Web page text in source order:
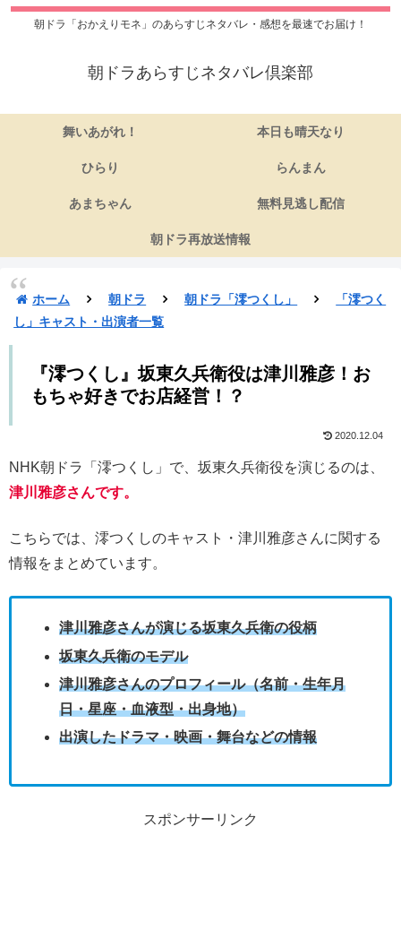
朝ドラ「おかえりモネ」のあらすじネタバレ・感想を最速でお届け！
朝ドラあらすじネタバレ倶楽部
舞いあがれ！ 本日も晴天なり
ひらり らんまん
あまちゃん 無料見逃し配信
朝ドラ再放送情報
ホーム 朝ドラ 朝ドラ「澪つくし」
「澪つく
し」キャスト・出演者一覧
『澪つくし』坂東久兵衛役は津川雅彦！お
もちゃ好きでお店経営！？
2020.12.04
NHK朝ドラ「澪つくし」で、坂東久兵衛役を演じるのは、
津川雅彦さんです。
こちらでは、澪つくしのキャスト・津川雅彦さんに関する
情報をまとめています。
津川雅彦さんが演じる坂東久兵衛の役柄
坂東久兵衛のモデル
津川雅彦さんのプロフィール（名前・生年月
日・星座・血液型・出身地）
出演したドラマ・映画・舞台などの情報
スポンサーリンク